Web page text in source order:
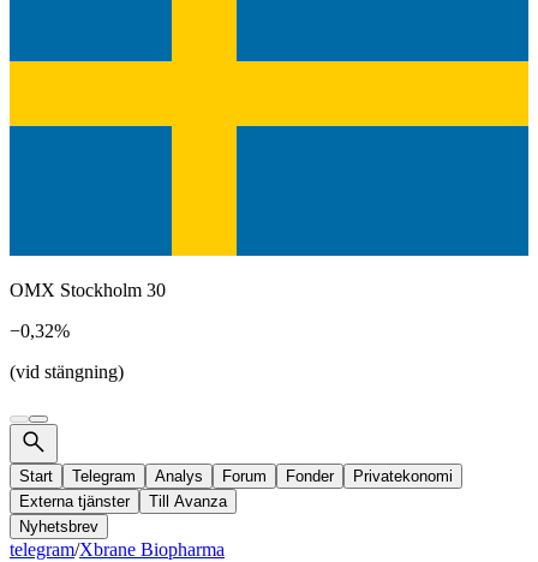
OMX Stockholm 30
−0,32%
(vid stängning)
Start Telegram Analys Forum Fonder
Privatekonomi
Externa tjänster
Till Avanza
Nyhetsbrev
telegram/Xbrane Biopharma